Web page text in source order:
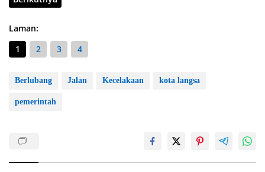
Laman:
1
2 3 4
Berlubang Jalan Kecelakaan kota langsa
pemerintah